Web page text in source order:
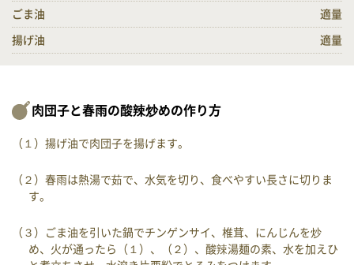
ごま油 適量
揚げ油 適量
肉団子と春雨の酸辣炒めの作り方
（１）揚げ油で肉団子を揚げます。
（２）春雨は熱湯で茹で、水気を切り、食べやすい長さに切りま
す。
（３）ごま油を引いた鍋でチンゲンサイ、椎茸、にんじんを炒
め、火が通ったら（１）、（２）、酸辣湯麺の素、水を加えひ